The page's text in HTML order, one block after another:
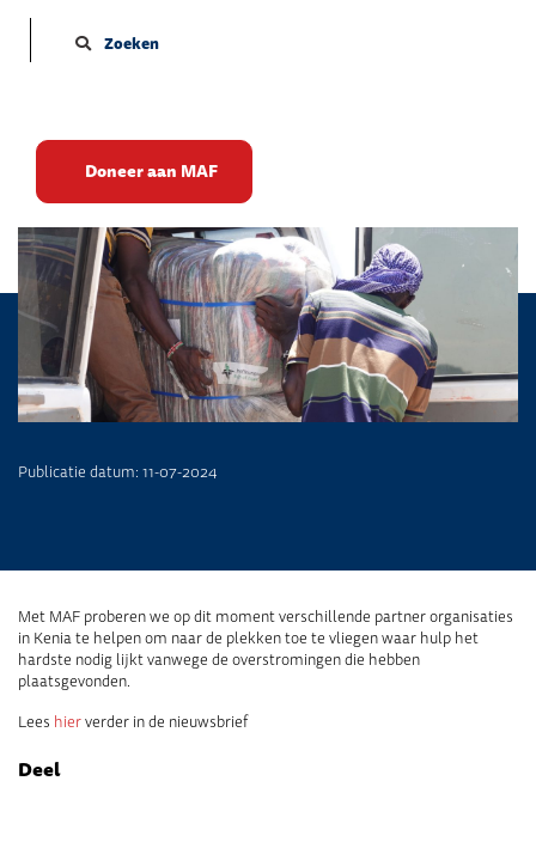
Zoeken
Doneer aan MAF
Overstromingen Kenia
Publicatie datum: 11-07-2024
Met MAF proberen we op dit moment verschillende partner organisaties
in Kenia te helpen om naar de plekken toe te vliegen waar hulp het
hardste nodig lijkt vanwege de overstromingen die hebben
plaatsgevonden.
Lees hierverder in de nieuwsbrief
Deel